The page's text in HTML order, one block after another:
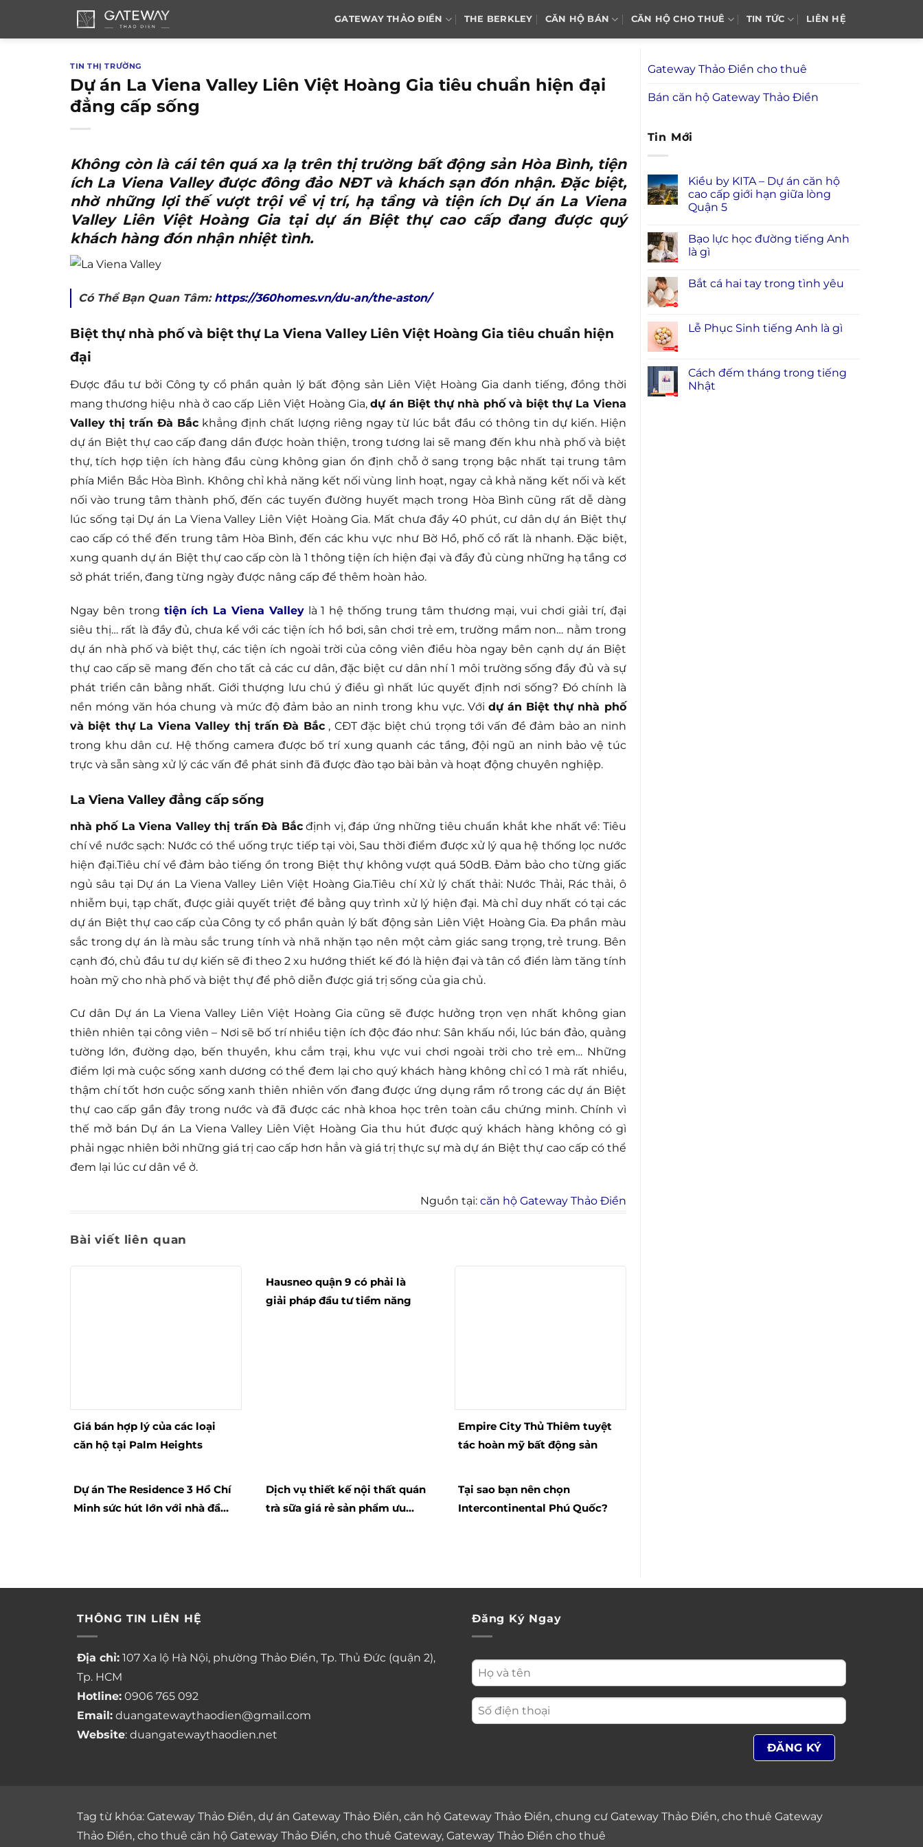
GATEWAY THẢO ĐIỀN THE BERKLEY CĂN HỘ BÁN CĂN HỘ CHO THUÊ TIN TỨC LIÊN HỆ
TIN THỊ TRƯỜNG
Dự án La Viena Valley Liên Việt Hoàng Gia tiêu chuẩn hiện đại
đẳng cấp sống
Không còn là cái tên quá xa lạ trên thị trường bất động sản Hòa Bình, tiện
ích La Viena Valleyđược đông đảo NĐT và khách sạn đón nhận. Đặc biệt,
nhờ những lợi thế vượt trội về vị trí, hạ tầng và tiện ích Dự án La Viena
Valley Liên Việt Hoàng Gia tại dự án Biệt thự cao cấp đang được quý
khách hàng đón nhận nhiệt tình.
Có Thể Bạn Quan Tâm: https://360homes.vn/du-an/the-aston/
Biệt thự nhà phố và biệt thự La Viena Valley Liên Việt Hoàng Gia tiêu chuẩn hiện
đại
Được đầu tư bởi Công ty cổ phần quản lý bất động sản Liên Việt Hoàng Gia danh tiếng, đồng thời
mang thương hiệu nhà ở cao cấp Liên Việt Hoàng Gia,dự án Biệt thự nhà phố và biệt thự La Viena
Valley thị trấn Đà Bắckhẳng định chất lượng riêng ngay từ lúc bắt đầu có thông tin dự kiến. Hiện
dự án Biệt thự cao cấp đang dần được hoàn thiện, trong tương lai sẽ mang đến khu nhà phố và biệt
thự, tích hợp tiện ích hàng đầu cùng không gian ổn định chỗ ở sang trọng bậc nhất tại trung tâm
phía Miền Bắc Hòa Bình. Không chỉ khả năng kết nối vùng linh hoạt, ngay cả khả năng kết nối và kết
nối vào trung tâm thành phố, đến các tuyến đường huyết mạch trong Hòa Bình cũng rất dễ dàng
lúc sống tại Dự án La Viena Valley Liên Việt Hoàng Gia. Mất chưa đầy 40 phút, cư dân dự án Biệt thự
cao cấp có thể đến trung tâm Hòa Bình, đến các khu vực như Bờ Hồ, phố cổ rất là nhanh. Đặc biệt,
xung quanh dự án Biệt thự cao cấp còn là 1 thông tiện ích hiện đại và đầy đủ cùng những hạ tầng cơ
sở phát triển, đang từng ngày được nâng cấp để thêm hoàn hảo.
Ngay bên trong tiện ích La Viena Valleylà 1 hệ thống trung tâm thương mại, vui chơi giải trí, đại
siêu thị… rất là đầy đủ, chưa kể với các tiện ích hồ bơi, sân chơi trẻ em, trường mầm non… nằm trong
dự án nhà phố và biệt thự, các tiện ích ngoài trời của công viên điều hòa ngay bên cạnh dự án Biệt
thự cao cấp sẽ mang đến cho tất cả các cư dân, đặc biệt cư dân nhí 1 môi trường sống đầy đủ và sự
phát triển cân bằng nhất. Giới thượng lưu chú ý điều gì nhất lúc quyết định nơi sống? Đó chính là
nền móng văn hóa chung và mức độ đảm bảo an ninh trong khu vực. Với dự án Biệt thự nhà phố
và biệt thự La Viena Valley thị trấn Đà Bắc, CĐT đặc biệt chú trọng tới vấn đề đảm bảo an ninh
trong khu dân cư. Hệ thống camera được bố trí xung quanh các tầng, đội ngũ an ninh bảo vệ túc
trực và sẵn sàng xử lý các vấn đề phát sinh đã được đào tạo bài bản và hoạt động chuyên nghiệp.
La Viena Valley đẳng cấp sống
nhà phố La Viena Valley thị trấn Đà Bắcđịnh vị, đáp ứng những tiêu chuẩn khắt khe nhất về: Tiêu
chí về nước sạch: Nước có thể uống trực tiếp tại vòi, Sau thời điểm được xử lý qua hệ thống lọc nước
hiện đại.Tiêu chí về đảm bảo tiếng ồn trong Biệt thự không vượt quá 50dB. Đảm bảo cho từng giấc
ngủ sâu tại Dự án La Viena Valley Liên Việt Hoàng Gia.Tiêu chí Xử lý chất thải: Nước Thải, Rác thải, ô
nhiễm bụi, tạp chất, được giải quyết triệt để bằng quy trình xử lý hiện đại. Mà chỉ duy nhất có tại các
dự án Biệt thự cao cấp của Công ty cổ phần quản lý bất động sản Liên Việt Hoàng Gia. Đa phần màu
sắc trong dự án là màu sắc trung tính và nhã nhặn tạo nên một cảm giác sang trọng, trẻ trung. Bên
cạnh đó, chủ đầu tư dự kiến sẽ đi theo 2 xu hướng thiết kế đó là hiện đại và tân cổ điển làm tăng tính
hoàn mỹ cho nhà phố và biệt thự để phô diễn được giá trị sống của gia chủ.
Cư dân Dự án La Viena Valley Liên Việt Hoàng Gia cũng sẽ được hưởng trọn vẹn nhất không gian
thiên nhiên tại công viên – Nơi sẽ bố trí nhiều tiện ích độc đáo như: Sân khấu nổi, lúc bán đảo, quảng
tường lớn, đường dạo, bến thuyền, khu cắm trại, khu vực vui chơi ngoài trời cho trẻ em… Những
điểm lợi mà cuộc sống xanh dương có thể đem lại cho quý khách hàng không chỉ có 1 mà rất nhiều,
thậm chí tốt hơn cuộc sống xanh thiên nhiên vốn đang được ứng dụng rầm rồ trong các dự án Biệt
thự cao cấp gần đây trong nước và đã được các nhà khoa học trên toàn cầu chứng minh. Chính vì
thế mở bán Dự án La Viena Valley Liên Việt Hoàng Gia thu hút được quý khách hàng không có gì
phải ngạc nhiên bởi những giá trị cao cấp hơn hẳn và giá trị thực sự mà dự án Biệt thự cao cấp có thể
đem lại lúc cư dân về ở.
Nguồn tại: căn hộ Gateway Thảo Điền
Bài viết liên quan
Giá bán hợp lý của các loại
căn hộ tại Palm Heights
Hausneo quận 9 có phải là
giải pháp đầu tư tiềm năng
Empire City Thủ Thiêm tuyệt
tác hoàn mỹ bất động sản
Dự án The Residence 3 Hồ Chí
Minh sức hút lớn với nhà đầu
Dịch vụ thiết kế nội thất quán
trà sữa giá rẻ sản phẩm ưu
Tại sao bạn nên chọn
Intercontinental Phú Quốc?
Gateway Thảo Điền cho thuê
Bán căn hộ Gateway Thảo Điền
Tin Mới
Kiều by KITA – Dự án căn hộ
cao cấp giới hạn giữa lòng
Quận 5
Bạo lực học đường tiếng Anh
là gì
Bắt cá hai tay trong tình yêu
Lễ Phục Sinh tiếng Anh là gì
Cách đếm tháng trong tiếng
Nhật
THÔNG TIN LIÊN HỆ
Địa chỉ: 107 Xa lộ Hà Nội, phường Thảo Điền, Tp. Thủ Đức (quận 2),
Tp. HCM
Hotline: 0906 765 092
Email: duangatewaythaodien@gmail.com
Website: duangatewaythaodien.net
Đăng Ký Ngay
Tag từ khóa: Gateway Thảo Điền, dự án Gateway Thảo Điền, căn hộ Gateway Thảo Điền, chung cư Gateway Thảo Điền, cho thuê Gateway
Thảo Điền, cho thuê căn hộ Gateway Thảo Điền, cho thuê Gateway, Gateway Thảo Điền cho thuê